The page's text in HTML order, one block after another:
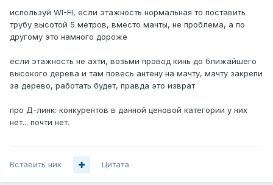
используй WI-FI, если этажность нормальная то поставить
трубу высотой 5 метров, вместо мачты, не проблема, а по
другому это намного дороже
если этажность не ахти, возьми провод кинь до ближайшего
высокого дерева и там повесь антену на мачту, мачту закрепи
за дерево, работать будет, правда это изврат
про Д-линк: конкурентов в данной ценовой категории у них
нет... почти нет.
Вставить ник Цитата